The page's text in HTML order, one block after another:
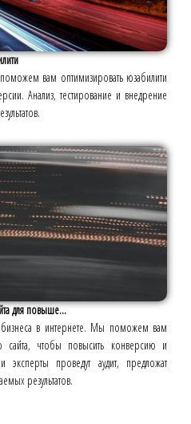
вам оптимизировать юзабилити
Анализ, тестирование и внедрение
для повыше...
в интернете. Мы поможем вам
сайта, чтобы повысить конверсию и
проведут аудит, предложат
результатов.